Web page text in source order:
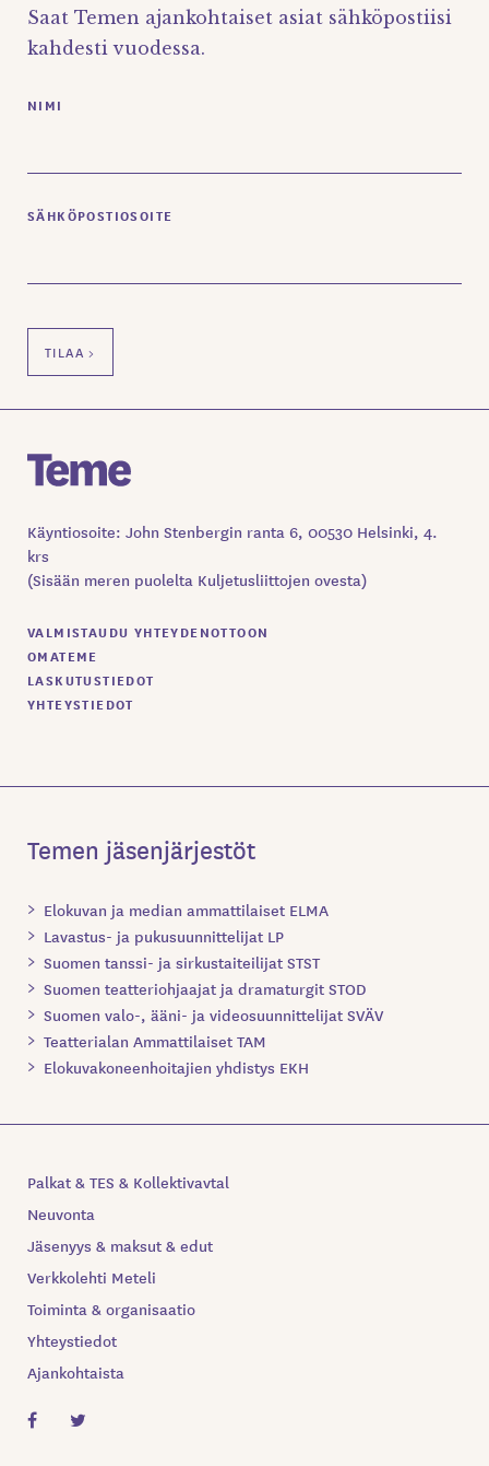
Saat Temen ajankohtaiset asiat sähköpostiisi
kahdesti vuodessa.
NIMI
SÄHKÖPOSTIOSOITE
Käyntiosoite: John Stenbergin ranta 6, 00530 Helsinki, 4.
krs
(Sisään meren puolelta Kuljetusliittojen ovesta)
VALMISTAUDU YHTEYDENOTTOON
OMATEME
LASKUTUSTIEDOT
YHTEYSTIEDOT
Temen jäsenjärjestöt
Elokuvan ja median ammattilaiset ELMA
Lavastus- ja pukusuunnittelijat LP
Suomen tanssi- ja sirkustaiteilijat STST
Suomen teatteriohjaajat ja dramaturgit STOD
Suomen valo-, ääni- ja videosuunnittelijat SVÄV
Teatterialan Ammattilaiset TAM
Elokuvakoneenhoitajien yhdistys EKH
Palkat & TES & Kollektivavtal
Neuvonta
Jäsenyys & maksut & edut
Verkkolehti Meteli
Toiminta & organisaatio
Yhteystiedot
Ajankohtaista